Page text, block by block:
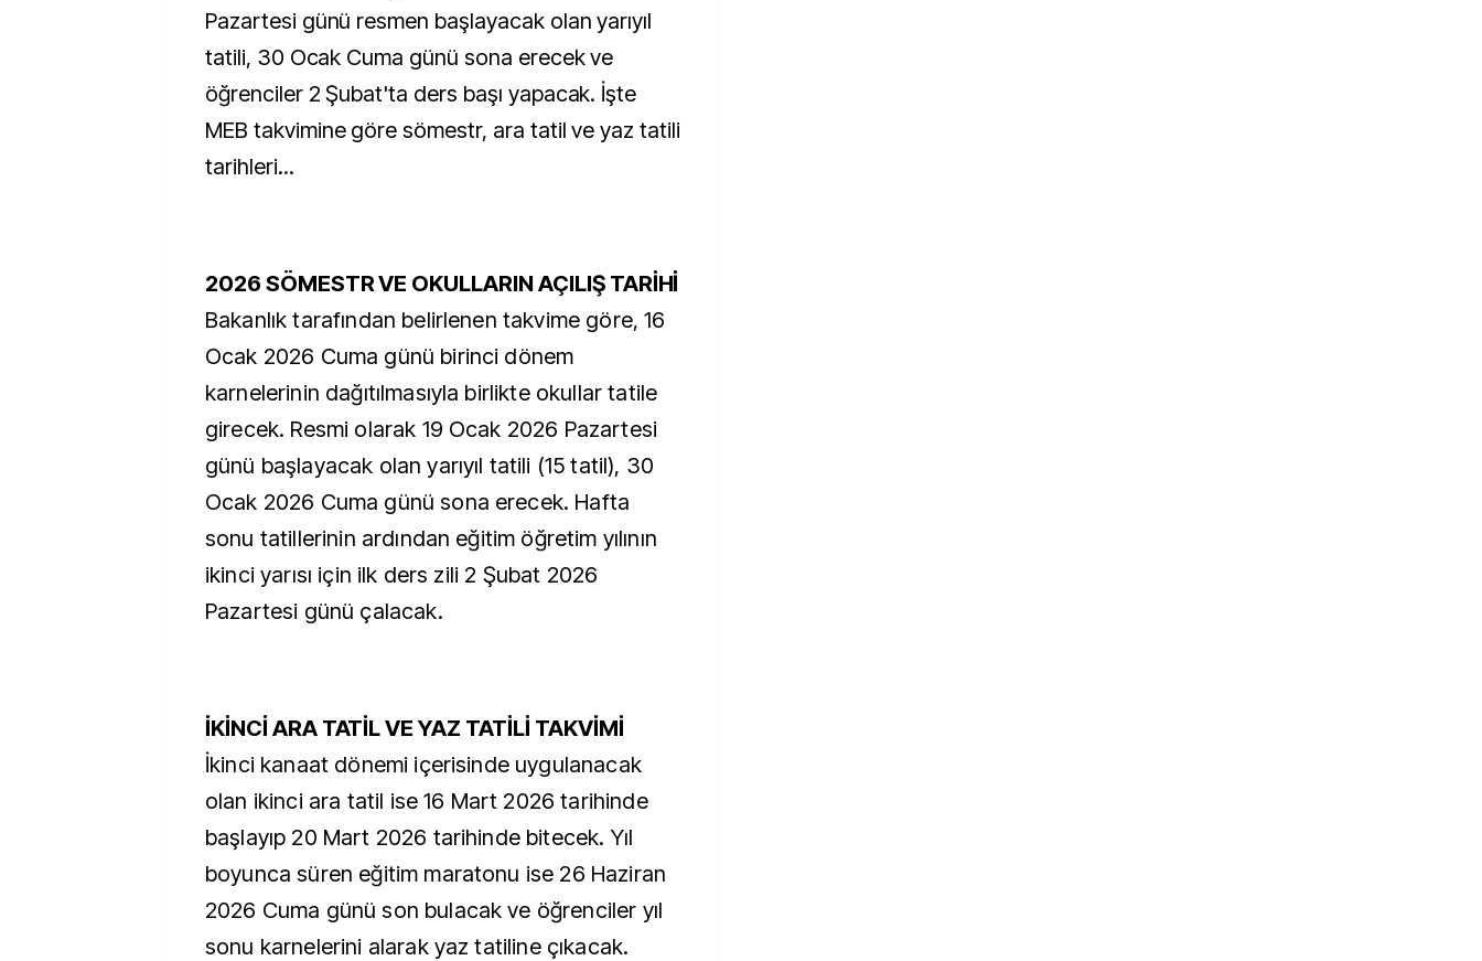
Pazartesi günü resmen başlayacak olan yarıyıl
tatili, 30 Ocak Cuma günü sona erecek ve
öğrenciler 2 Şubat'ta ders başı yapacak. İşte
MEB takvimine göre sömestr, ara tatil ve yaz tatili
tarihleri...
2026 SÖMESTR VE OKULLARIN AÇILIŞ TARİHİ
Bakanlık tarafından belirlenen takvime göre, 16
Ocak 2026 Cuma günü birinci dönem
karnelerinin dağıtılmasıyla birlikte okullar tatile
girecek. Resmi olarak 19 Ocak 2026 Pazartesi
günü başlayacak olan yarıyıl tatili (15 tatil), 30
Ocak 2026 Cuma günü sona erecek. Hafta
sonu tatillerinin ardından eğitim öğretim yılının
ikinci yarısı için ilk ders zili 2 Şubat 2026
Pazartesi günü çalacak.
İKİNCİ ARA TATİL VE YAZ TATİLİ TAKVİMİ
İkinci kanaat dönemi içerisinde uygulanacak
olan ikinci ara tatil ise 16 Mart 2026 tarihinde
başlayıp 20 Mart 2026 tarihinde bitecek. Yıl
boyunca süren eğitim maratonu ise 26 Haziran
2026 Cuma günü son bulacak ve öğrenciler yıl
sonu karnelerini alarak yaz tatiline çıkacak.